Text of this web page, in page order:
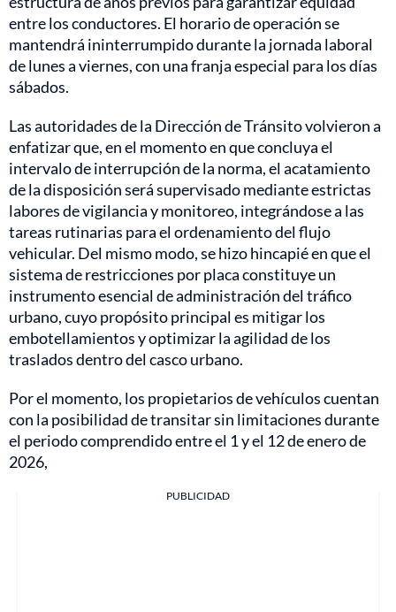
entre los conductores. El horario de operación se
mantendrá ininterrumpido durante la jornada laboral
de lunes a viernes, con una franja especial para los días
sábados.
Las autoridades de la Dirección de Tránsito volvieron a
enfatizar que, en el momento en que concluya el
intervalo de interrupción de la norma, el acatamiento
de la disposición será supervisado mediante estrictas
labores de vigilancia y monitoreo, integrándose a las
tareas rutinarias para el ordenamiento del flujo
vehicular. Del mismo modo, se hizo hincapié en que el
sistema de restricciones por placa constituye un
instrumento esencial de administración del tráfico
urbano, cuyo propósito principal es mitigar los
embotellamientos y optimizar la agilidad de los
traslados dentro del casco urbano.
Por el momento, los propietarios de vehículos cuentan
con la posibilidad de transitar sin limitaciones durante
el periodo comprendido entre el 1 y el 12 de enero de
2026,
PUBLICIDAD